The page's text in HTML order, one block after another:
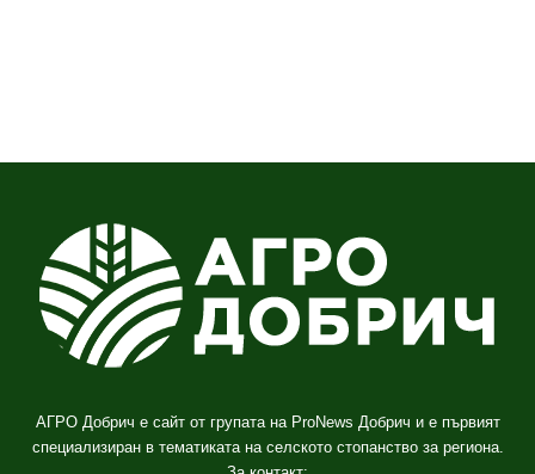
АГРО Добрич е сайт от групата на ProNews Добрич и е първият
специализиран в тематиката на селското стопанство за региона.